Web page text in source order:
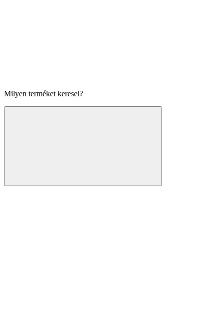
Milyen terméket keresel?